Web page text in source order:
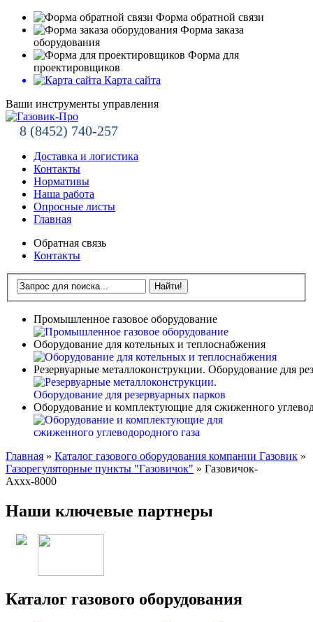
Форма обратной связи
Форма заказа
оборудования
Форма для
проектировщиков
Карта сайта
Ваши инструменты управления
8 (8452) 740-257
Доставка и логистика
Контакты
Нормативы
Наша работа
Опросные листы
Главная
Обратная связь
Контакты
Промышленное газовое оборудование
Оборудование для котельных и теплоснабжения
Резервуарные металлоконструкции. Оборудование для
Оборудование и комплектующие для сжиженного
Главная » Каталог газового оборудования компании Газовик »
Газорегуляторные пункты "Газовичок" » Газовичок-
Аххх-8000
Наши ключевые партнеры
Каталог газового оборудования